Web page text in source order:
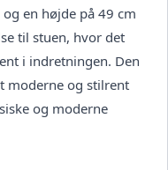
en højde på 49 cm
til stuen, hvor det
i indretningen. Den
moderne og stilrent
og moderne